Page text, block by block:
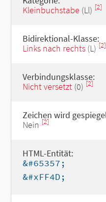
Kleinbuchstabe (Ll) [2]
Bidirektional-Klasse:
Links nach rechts(L) [2]
Verbindungsklasse:
Nicht versetzt(0) [2]
Zeichen wird
Nein [2]
HTML-Entität:
&#65357;
&#xFF4D;